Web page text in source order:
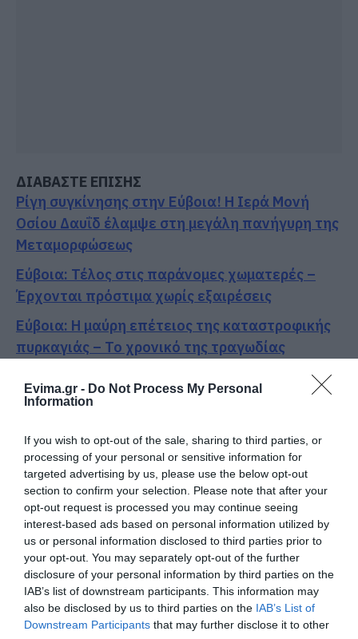
Evima.gr - Do Not Process My Personal
Information
If you wish to opt-out of the sale, sharing to third parties, or
processing of your personal or sensitive information for
targeted advertising by us, please use the below opt-out
section to confirm your selection. Please note that after your
opt-out request is processed you may continue seeing
interest-based ads based on personal information utilized by
us or personal information disclosed to third parties prior to
your opt-out. You may separately opt-out of the further
disclosure of your personal information by third parties on the
IAB’s list of downstream participants. This information may
also be disclosed by us to third parties on the IAB’s List of
Downstream Participants that may further disclose it to other
ΔΙΑΒΑΣΤΕ ΕΠΙΣΗΣ
Ρίγη συγκίνησης στην Εύβοια! Η Ιερά Μονή
Οσίου Δαυΐδ έλαμψε στη μεγάλη πανήγυρη της
Μεταμορφώσεως
Εύβοια: Τέλος στις παράνομες χωματερές –
Έρχονται πρόστιμα χωρίς εξαιρέσεις
Εύβοια: Η μαύρη επέτειος της καταστροφικής
πυρκαγιάς – Το χρονικό της τραγωδίας
Εύβοια: Πότε θα γίνει ο καθιερωμένος έρανος
για το «Στιφάδο της Παναγίας»
Ακολουθήστε το evima.gr στοGoogle News
Διαβάστε όλες τις ειδήσεις για την Εύβοια
Διαβάστε όλες τιςτελευταίες ειδήσειςγια την
Ελλάδακαι τον Κόσμοστοevima.gr
TAGS: ΑΙΔΗΨΟΣ ΕΙΔΗΣΕΙΣ ΕΥΒΟΙΑ
ΕΡΓΑ
ΕΥΒΟΙΑ
ΚΑΘΑΡΙΟΤΗΤΑ ΚΑΜΑΡΙΑ
ΝΕΑ ΕΥΒΟΙΑ
ΠΑΡΕΜΒΑΣΕΙΣ
ΧΩΡΙΟ
ΡΟΗ ΕΙΔΗΣΕΩΝ